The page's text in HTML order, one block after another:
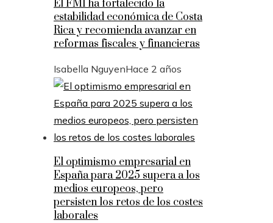
El FMI ha fortalecido la
estabilidad económica de Costa
Rica y recomienda avanzar en
reformas fiscales y financieras
Isabella NguyenHace 2 años
El optimismo empresarial en
España para 2025 supera a los
medios europeos, pero
persisten los retos de los costes
laborales